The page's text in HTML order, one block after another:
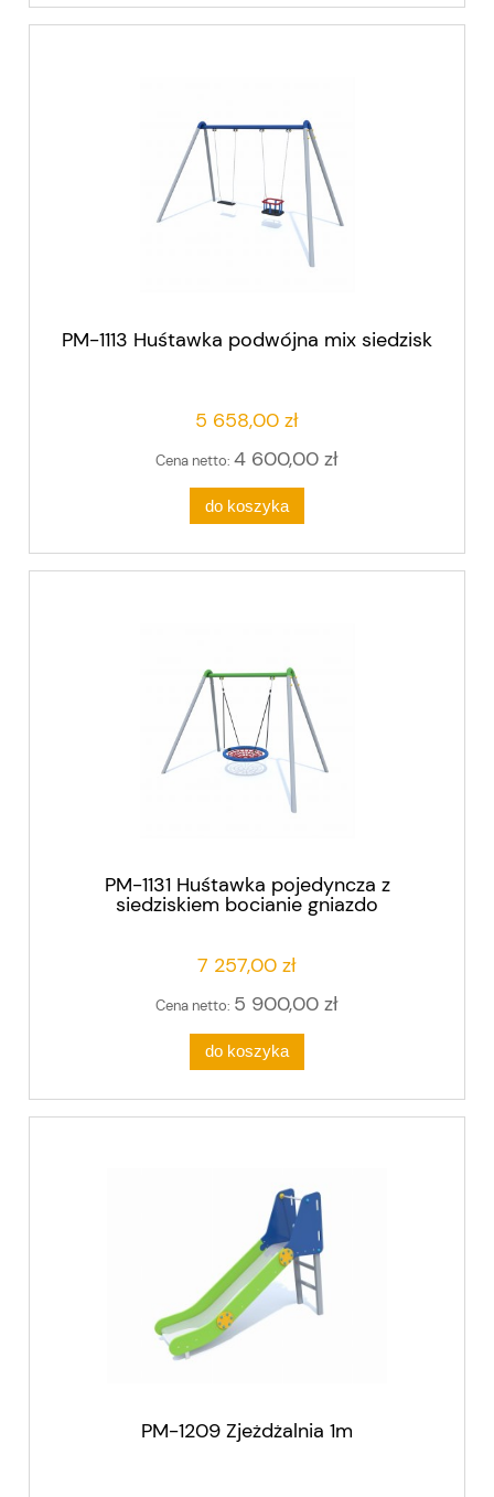
PM-1113 Huśtawka podwójna mix siedzisk
5 658,00 zł
Cena netto: 4 600,00 zł
do koszyka
PM-1131 Huśtawka pojedyncza z
siedziskiem bocianie gniazdo
7 257,00 zł
Cena netto: 5 900,00 zł
do koszyka
PM-1209 Zjeżdżalnia 1m